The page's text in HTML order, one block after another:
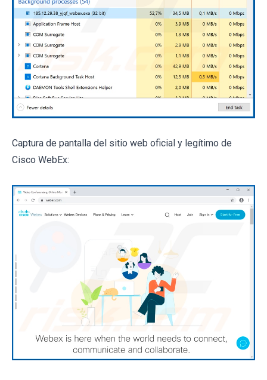
Captura de pantalla del sitio web oficial y legítimo de
Cisco WebEx: